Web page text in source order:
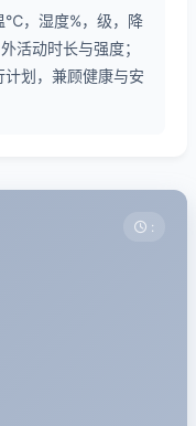
℃，湿度%，级，降
活动时长与强度；
划，兼顾健康与安
: